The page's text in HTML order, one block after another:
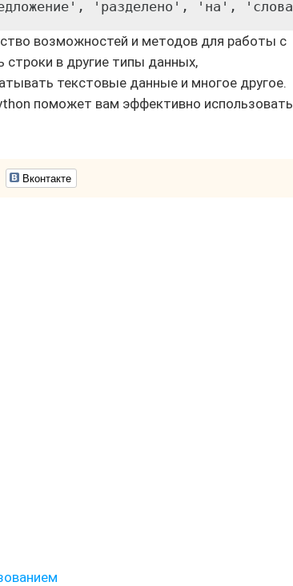
возможностей и методов для работы с
в другие типы данных,
текстовые данные и многое другое.
поможет вам эффективно использовать
Вконтакте